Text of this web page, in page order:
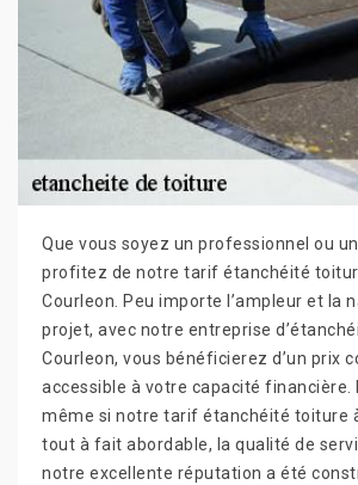
Que vous soyez un professionnel ou
profitez de notre tarif étanchéité
Courleon. Peu importe l’ampleur et la
projet, avec notre entreprise
Courleon, vous bénéficierez d’un prix
accessible à votre capacité financière.
même si notre tarif étanchéité toiture
tout à fait abordable, la qualité de
notre excellente réputation a été